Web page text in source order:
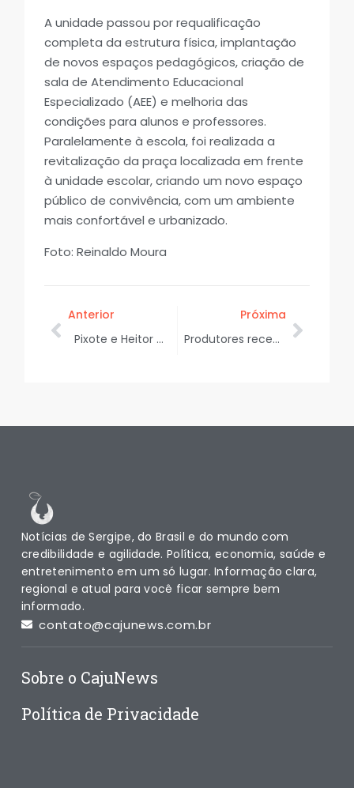
A unidade passou por requalificação
completa da estrutura física, implantação
de novos espaços pedagógicos, criação de
sala de Atendimento Educacional
Especializado (AEE) e melhoria das
condições para alunos e professores.
Paralelamente à escola, foi realizada a
revitalização da praça localizada em frente
à unidade escolar, criando um novo espaço
público de convivência, com um ambiente
mais confortável e urbanizado.
Foto: Reinaldo Moura
Anterior
Pixote e Heitor Costa são destaques da última noite de shows do Verão Sergipe em Canindé
Próxima
Produtores recebem sementes de palma forrageira para fortalecer pecuária
Notícias de Sergipe, do Brasil e do mundo com
credibilidade e agilidade. Política, economia, saúde e
entretenimento em um só lugar. Informação clara,
regional e atual para você ficar sempre bem
informado.
contato@cajunews.com.br
Sobre o CajuNews
Política de Privacidade